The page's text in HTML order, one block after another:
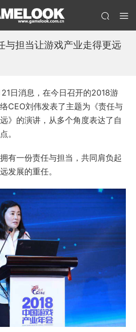
与担当让游戏产业走得更远
日消息，在今日召开的2018游
CEO刘伟发表了主题为《责任与
》的演讲，从多个角度表达了自
。
有一份责任与担当，共同肩负起
发展的重任。